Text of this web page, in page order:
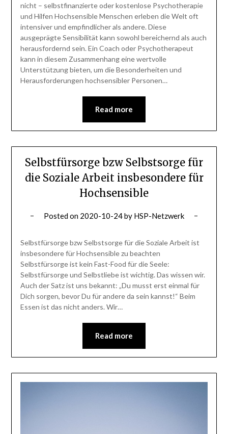
nicht – selbstfinanzierte oder kostenlose Psychotherapie
und Hilfen Hochsensible Menschen erleben die Welt oft
intensiver und empfindlicher als andere. Diese
ausgeprägte Sensibilität kann sowohl bereichernd als auch
herausfordernd sein. Ein Coach oder Psychotherapeut
kann in diesem Zusammenhang eine wertvolle
Unterstützung bieten, um die Besonderheiten und
Herausforderungen hochsensibler Personen…
Read more
Selbstfürsorge bzw Selbstsorge für
die Soziale Arbeit insbesondere für
Hochsensible
Posted on 2020-10-24by HSP-Netzwerk
Selbstfürsorge bzw Selbstsorge für die Soziale Arbeit ist
insbesondere für Hochsensible zu beachten
Selbstfürsorge ist kein Fast-Food für die Seele:
Selbstfürsorge und Selbstliebe ist wichtig. Das wissen wir.
Auch der Satz ist uns bekannt: „Du musst erst einmal für
Dich sorgen, bevor Du für andere da sein kannst!“ Beim
Essen ist das nicht anders. Wir…
Read more